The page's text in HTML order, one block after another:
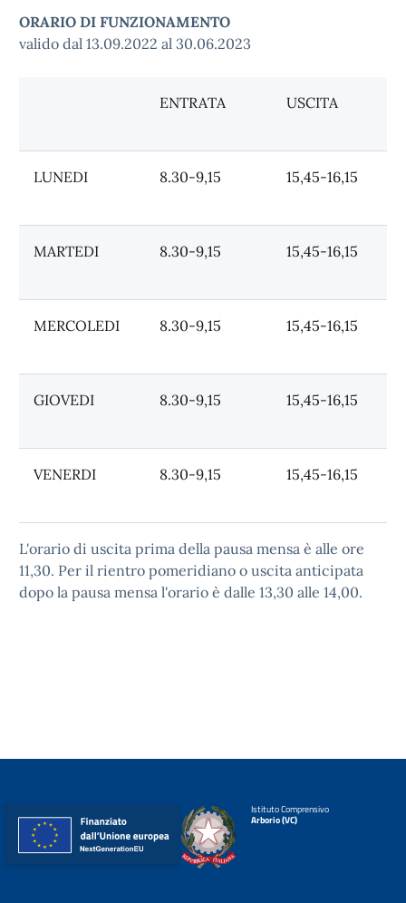
ORARIO DI FUNZIONAMENTO
valido dal 13.09.2022 al 30.06.2023
ENTRATA USCITA
LUNEDI 8.30-9,15 15,45-16,15
MARTEDI 8.30-9,15 15,45-16,15
MERCOLEDI 8.30-9,15 15,45-16,15
GIOVEDI 8.30-9,15 15,45-16,15
VENERDI 8.30-9,15 15,45-16,15
L'orario di uscita prima della pausa mensa è alle ore
11,30. Per il rientro pomeridiano o uscita anticipata
dopo la pausa mensa l'orario è dalle 13,30 alle 14,00.
Istituto Comprensivo
Arborio (VC)